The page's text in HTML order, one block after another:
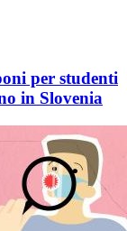
per studenti
in Slovenia